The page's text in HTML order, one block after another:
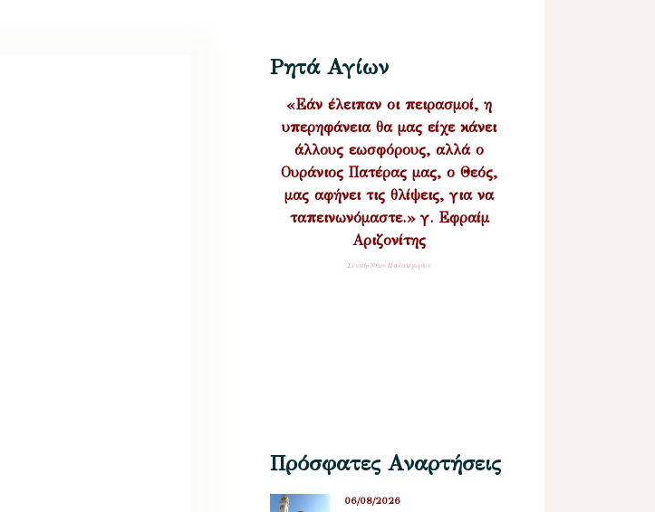
Ρητά Αγίων
«Εάν έλειπαν οι πειρασμοί, η
υπερηφάνεια θα μας είχε κάνει
άλλους εωσφόρους, αλλά ο
Ουράνιος Πατέρας μας, ο Θεός,
μας αφήνει τις θλίψεις, για να
ταπεινωνόμαστε.» γ. Εφραίμ
Αριζονίτης
Σύναξη Νέων Παλαιοχωρίου
Πρόσφατες Αναρτήσεις
06/08/2026